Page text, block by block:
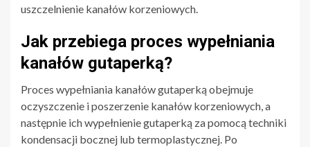
uszczelnienie kanałów korzeniowych.
Jak przebiega proces wypełniania
kanałów gutaperką?
Proces wypełniania kanałów gutaperką obejmuje
oczyszczenie i poszerzenie kanałów korzeniowych, a
następnie ich wypełnienie gutaperką za pomocą techniki
kondensacji bocznej lub termoplastycznej. Po